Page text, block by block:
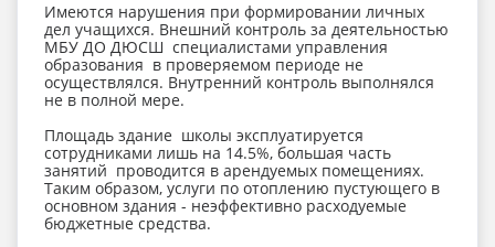
Имеются нарушения при формировании личных
дел учащихся. Внешний контроль за деятельностью
МБУ ДО ДЮСШ специалистами управления
образования в проверяемом периоде не
осуществлялся. Внутренний контроль выполнялся
не в полной мере.
Площадь здание школы эксплуатируется
сотрудниками лишь на 14.5%, большая часть
занятий проводится в арендуемых помещениях.
Таким образом, услуги по отоплению пустующего в
основном здания - неэффективно расходуемые
бюджетные средства.